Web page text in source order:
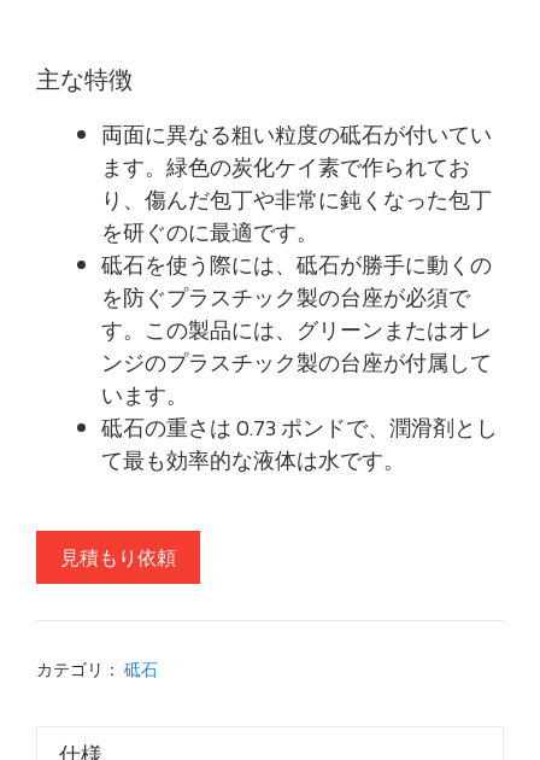
主な特徴
両面に異なる粗い粒度の砥石が付いてい
ます。緑色の炭化ケイ素で作られてお
り、傷んだ包丁や非常に鈍くなった包丁
を研ぐのに最適です。
砥石を使う際には、砥石が勝手に動くの
を防ぐプラスチック製の台座が必須で
す。この製品には、グリーンまたはオレ
ンジのプラスチック製の台座が付属して
います。
砥石の重さは 0.73 ポンドで、潤滑剤とし
て最も効率的な液体は水です。
見積もり依頼
カテゴリ： 砥石